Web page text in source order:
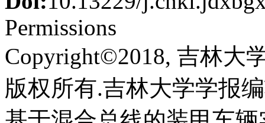
Permissions
Copyright©2018, 吉林大
版权所有.吉林大学学报